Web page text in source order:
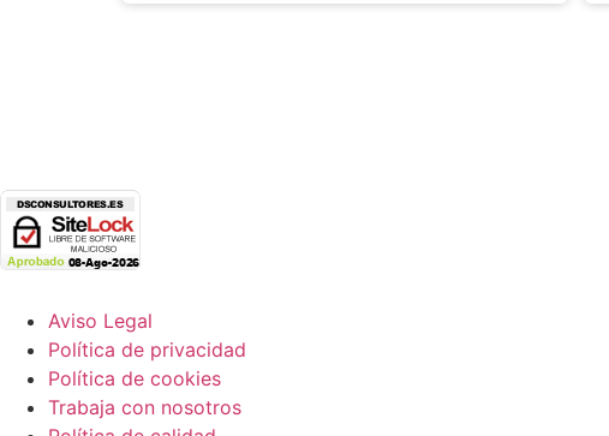
Aviso Legal
Política de privacidad
Política de cookies
Trabaja con nosotros